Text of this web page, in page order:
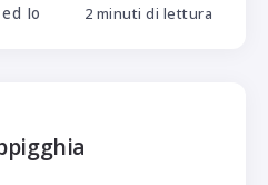
Io 2 minuti di lettura